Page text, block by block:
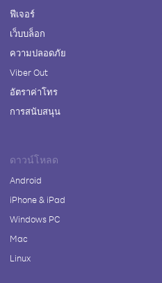
ฟีเจอร์
เว็บบล็อก
ความปลอดภัย
Viber Out
อัตราค่าโทร
การสนับสนุน
ดาวน์โหลด
Android
iPhone & iPad
Windows PC
Mac
Linux